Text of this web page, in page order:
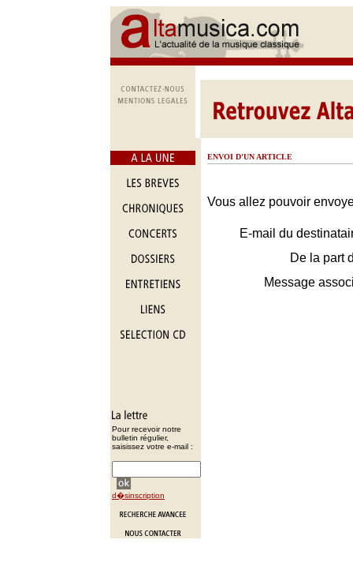
Pour recevoir notre
bulletin régulier,
saisissez votre e-mail :
d�sinscription
ENVOI D'UN ARTICLE
Vous allez pouvoir
E-mail du
De la part
Message